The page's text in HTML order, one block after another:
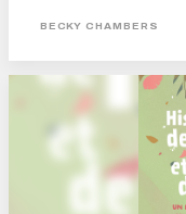
BECKY CHAMBERS